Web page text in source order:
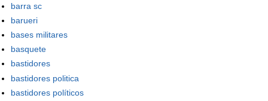
barra sc
barueri
bases militares
basquete
bastidores
bastidores politica
bastidores políticos